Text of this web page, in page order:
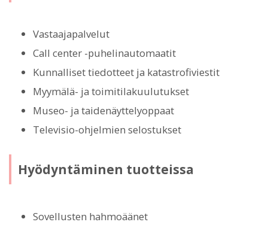
Vastaajapalvelut
Call center -puhelinautomaatit
Kunnalliset tiedotteet ja katastrofiviestit
Myymälä- ja toimitilakuulutukset
Museo- ja taidenäyttelyoppaat
Televisio-ohjelmien selostukset
Hyödyntäminen tuotteissa
Sovellusten hahmoäänet